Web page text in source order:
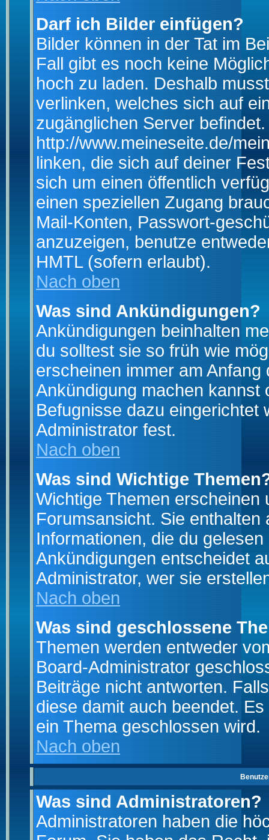
Darf ich Bilder einfügen?
Bilder können in der Tat im
Fall gibt es noch keine
hoch zu laden. Deshalb
verlinken, welches sich auf
zugänglichen Server
http://www.meineseite.de/
linken, die sich auf deiner
sich um einen öffentlich
einen speziellen Zugang
Mail-Konten, Passwort-
anzuzeigen, benutze
HMTL (sofern erlaubt).
Nach oben
Was sind Ankündigungen?
Ankündigungen beinhalten
du solltest sie so früh wie
erscheinen immer am
Ankündigung machen kannst
Befugnisse dazu eingerichtet
Administrator fest.
Nach oben
Was sind Wichtige
Wichtige Themen erscheinen
Forumsansicht. Sie
Informationen, die du
Ankündigungen entscheidet
Administrator, wer sie
Nach oben
Was sind geschlossene
Themen werden entweder
Board-Administrator
Beiträge nicht antworten.
diese damit auch beendet.
ein Thema geschlossen wird.
Nach oben
Was sind Administratoren?
Administratoren haben die